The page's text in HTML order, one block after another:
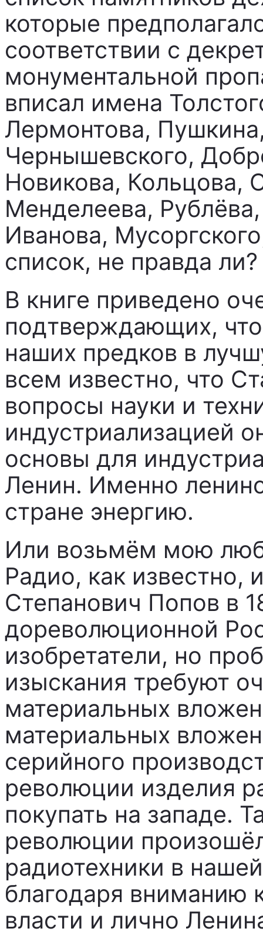
которые
соответствии с
монументальной
вписал имена
Лермонтова,
Чернышевского,
Новикова, Кольцова,
Менделеева,
Иванова,
список, не правда ли?
В книге приведено
подтверждающих,
наших предков в
всем известно, что
вопросы науки и
индустриализацией
основы для
Ленин. Именно
стране энергию.
Или возьмём мою
Радио, как известно,
Степанович Попов в
дореволюционной
изобретатели, но
изыскания требуют
материальных
материальных
серийного
революции изделия
покупать на западе.
революции
радиотехники в
благодаря вниманию
власти и лично